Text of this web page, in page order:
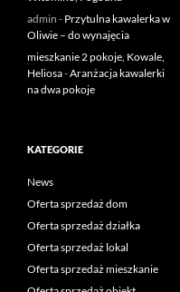
admin - Przytulna kawalerka w
Oliwie – do wynajęcia
mieszkanie 2 pokoje, Kowale,
Heliosa-Aranżacja kawalerki
na dwa pokoje
KATEGORIE
News
Oferta sprzedaż dom
Oferta sprzedaż działka
Oferta sprzedaż lokal
Oferta sprzedaż mieszkanie